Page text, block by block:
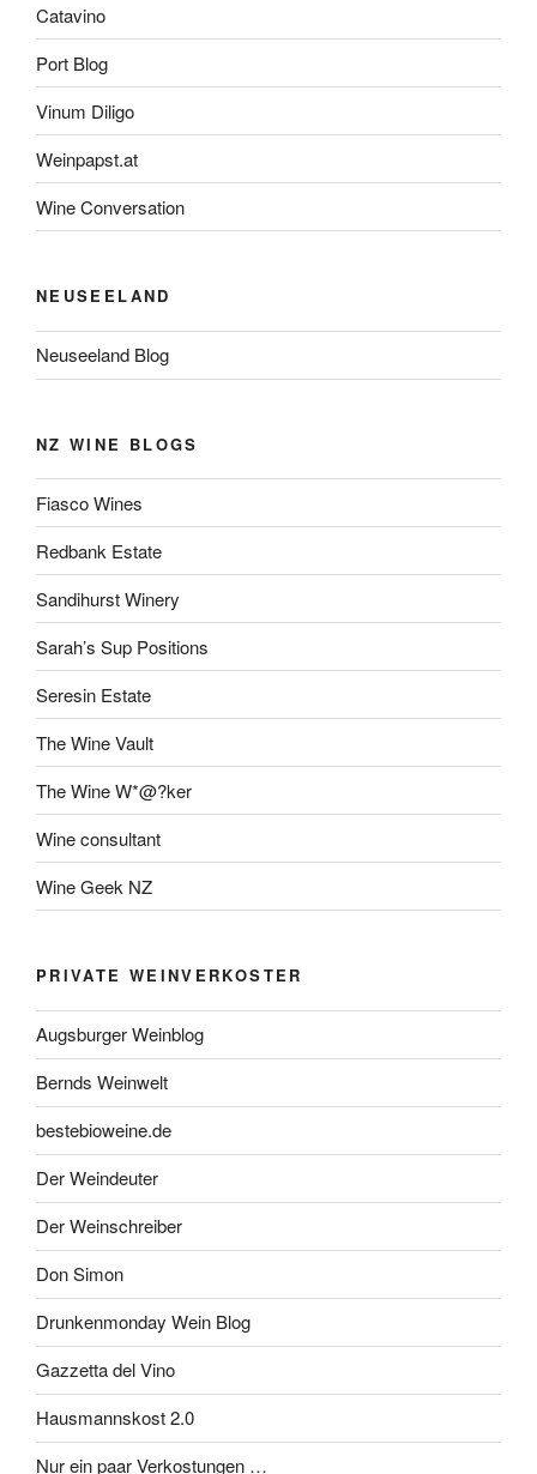
Catavino
Port Blog
Vinum Diligo
Weinpapst.at
Wine Conversation
NEUSEELAND
Neuseeland Blog
NZ WINE BLOGS
Fiasco Wines
Redbank Estate
Sandihurst Winery
Sarah’s Sup Positions
Seresin Estate
The Wine Vault
The Wine W*@?ker
Wine consultant
Wine Geek NZ
PRIVATE WEINVERKOSTER
Augsburger Weinblog
Bernds Weinwelt
bestebioweine.de
Der Weindeuter
Der Weinschreiber
Don Simon
Drunkenmonday Wein Blog
Gazzetta del Vino
Hausmannskost 2.0
Nur ein paar Verkostungen …